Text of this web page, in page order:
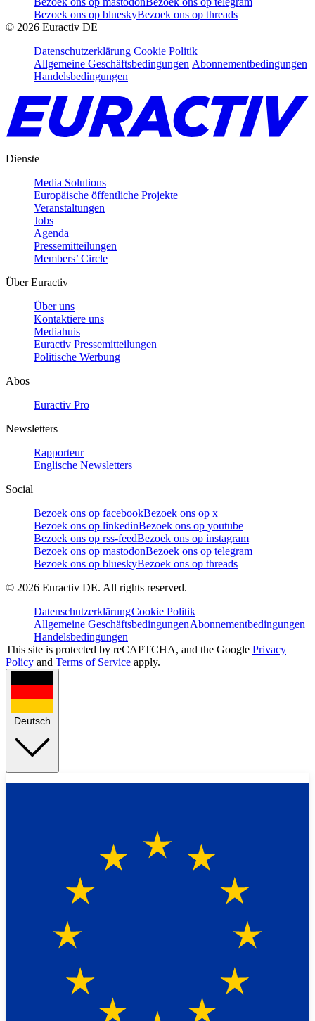
Bezoek ons op blueskyBezoek ons op threads
© 2026 Euractiv DE
Datenschutzerklärung Cookie Politik
Allgemeine Geschäftsbedingungen Abonnementbedingungen
Handelsbedingungen
Dienste
Media Solutions
Europäische öffentliche Projekte
Veranstaltungen
Jobs
Agenda
Pressemitteilungen
Members’ Circle
Über Euractiv
Über uns
Kontaktiere uns
Mediahuis
Euractiv Pressemitteilungen
Politische Werbung
Abos
Euractiv Pro
Newsletters
Rapporteur
Englische Newsletters
Social
Bezoek ons op facebookBezoek ons op x
Bezoek ons op linkedinBezoek ons op youtube
Bezoek ons op rss-feedBezoek ons op instagram
Bezoek ons op mastodonBezoek ons op telegram
Bezoek ons op blueskyBezoek ons op threads
© 2026 Euractiv DE. All rights reserved.
DatenschutzerklärungCookie Politik
Allgemeine GeschäftsbedingungenAbonnementbedingungen
Handelsbedingungen
This site is protected by reCAPTCHA, and the Google Privacy
Policy and Terms of Service apply.
Deutsch